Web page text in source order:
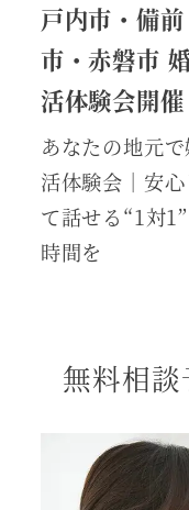
戸内市・備前
市・赤磐市
活体験会開催
あなたの地元
活体験会｜安心
て話せる“1対
時間を
無料相